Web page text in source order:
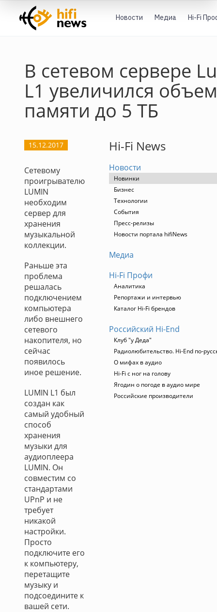
Новости Медиа Hi-Fi
В сетевом сервере
L1 увеличился объем
памяти до 5 ТБ
15.12.2017
Сетевому
проигрывателю
LUMIN
необходим
сервер для
хранения
музыкальной
коллекции.
Раньше эта
проблема
решалась
подключением
компьютера
либо внешнего
сетевого
накопителя, но
сейчас
появилось
иное решение.
LUMIN L1 был
создан как
самый удобный
способ
хранения
музыки для
аудиоплеера
LUMIN. Он
совместим со
стандартами
UPnP и не
требует
никакой
настройки.
Просто
подключите его
к компьютеру,
перетащите
музыку и
подсоедините к
вашей сети.
Hi-Fi News
Новости
Новинки
Бизнес
Технологии
События
Пресс-релизы
Новости портала hifiNews
Медиа
Hi-Fi Профи
Аналитика
Репортажи и интервью
Каталог Hi-Fi брендов
Российский Hi-End
Клуб "у Деда"
Радиолюбительство. Hi-End по-
О мифах в аудио
Hi-Fi с ног на голову
Ягодин о погоде в аудио мире
Российские производители